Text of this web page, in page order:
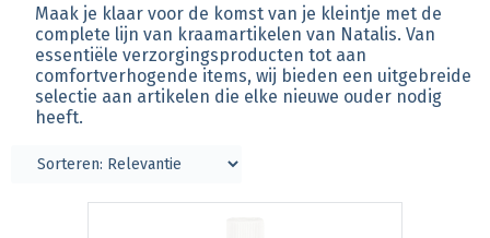
Maak je klaar voor de komst van je kleintje met de
complete lijn van kraamartikelen van Natalis. Van
essentiële verzorgingsproducten tot aan
comfortverhogende items, wij bieden een uitgebreide
selectie aan artikelen die elke nieuwe ouder nodig
heeft.